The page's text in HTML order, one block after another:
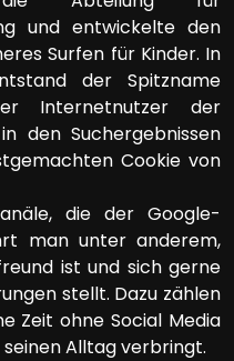
und entwickelte den
Surfen für Kinder. In
der Spitzname
Internetnutzer der
den Suchergebnissen
Cookie von
die der Google-
man unter anderem,
ist und sich gerne
stellt. Dazu zählen
Zeit ohne Social Media
Alltag verbringt.